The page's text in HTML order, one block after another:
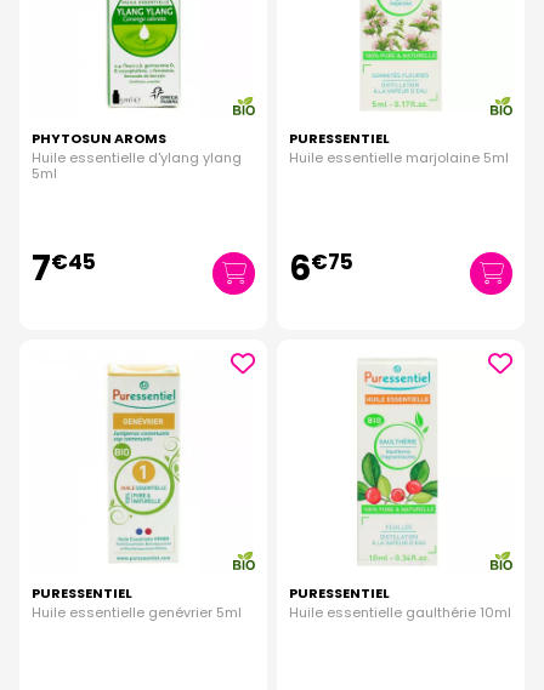
PHYTOSUN AROMS
Huile essentielle d'ylang ylang
5ml
7€45
PURESSENTIEL
Huile essentielle marjolaine 5ml
6€75
PURESSENTIEL
Huile essentielle genévrier 5ml
PURESSENTIEL
Huile essentielle gaulthérie 10ml